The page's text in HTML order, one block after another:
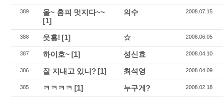
389
올~ 홈피 멋지다~~
[1]
의수 2008.07.15
388 읏흥! [1] ☆ 2008.06.05
387 하이호~ [1] 성신효 2008.04.10
386 잘 지내고 있니? [1] 최석영 2008.04.09
385 ㅋㅋㅋㅋ [1] 누구게? 2008.02.18